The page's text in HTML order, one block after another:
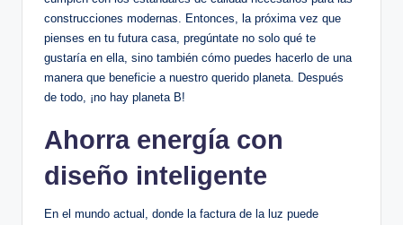
construcciones modernas. Entonces, la próxima vez que
pienses en tu futura casa, pregúntate no solo qué te
gustaría en ella, sino también cómo puedes hacerlo de una
manera que beneficie a nuestro querido planeta. Después
de todo, ¡no hay planeta B!
Ahorra energía con
diseño inteligente
En el mundo actual, donde la factura de la luz puede